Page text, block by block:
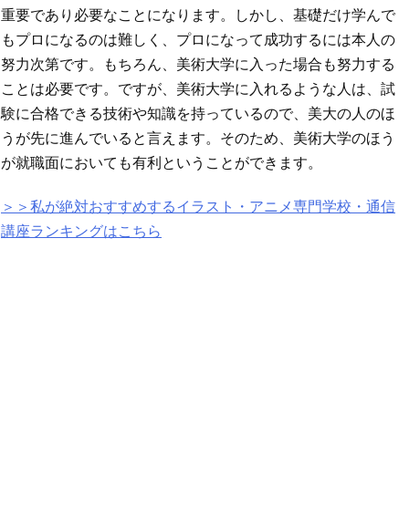
重要であり必要なことになります。しかし、基礎だけ学んで
もプロになるのは難しく、プロになって成功するには本人の
努力次第です。もちろん、美術大学に入った場合も努力する
ことは必要です。ですが、美術大学に入れるような人は、試
験に合格できる技術や知識を持っているので、美大の人のほ
うが先に進んでいると言えます。そのため、美術大学のほう
が就職面においても有利ということができます。
＞＞私が絶対おすすめするイラスト・アニメ専門学校・通信
講座ランキングはこちら